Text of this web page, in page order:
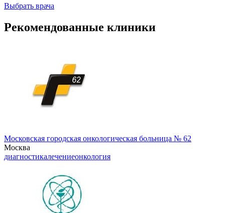
Выбрать врача
Рекомендованные клиники
Московская городская онкологическая больница № 62
Москва
диагностикалечениеонкология